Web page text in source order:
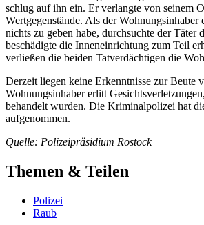
schlug auf ihn ein. Er verlangte von seinem
Wertgegenstände. Als der Wohnungsinhaber
nichts zu geben habe, durchsuchte der Täter
beschädigte die Inneneinrichtung zum Teil
verließen die beiden Tatverdächtigen die
Derzeit liegen keine Erkenntnisse zur Beute
Wohnungsinhaber erlitt
behandelt wurden. Die Kriminalpolizei hat
aufgenommen.
Quelle: Polizeipräsidium Rostock
Themen & Teilen
Polizei
Raub